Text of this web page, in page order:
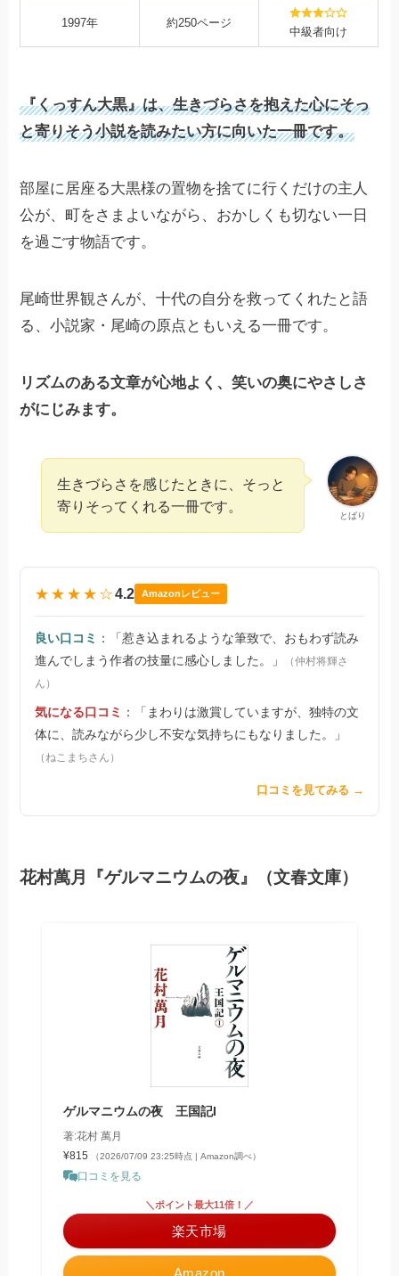
1997年 約250ページ
中級者向け
『くっすん大黒』は、生きづらさを抱えた心にそっ
と寄りそう小説を読みたい方に向いた一冊です。
部屋に居座る大黒様の置物を捨てに行くだけの主人
公が、町をさまよいながら、おかしくも切ない一日
を過ごす物語です。
尾崎世界観さんが、十代の自分を救ってくれたと語
る、小説家・尾崎の原点ともいえる一冊です。
リズムのある文章が心地よく、笑いの奥にやさしさ
がにじみます。
とばり
生きづらさを感じたときに、そっと
寄りそってくれる一冊です。
★★★★☆4.2 Amazonレビュー
良い口コミ
：「惹き込まれるような筆致で、おもわず読み
進んでしまう作者の技量に感心しました。」
（仲村将輝さ
ん）
気になる口コミ
：「まわりは激賞していますが、独特の文
体に、読みながら少し不安な気持ちにもなりました。」
（ねこまちさん）
口コミを見てみる →
花村萬月『ゲルマニウムの夜』（文春文庫）
ゲルマニウムの夜 王国記I
著:花村 萬月
¥815
（2026/07/09 23:25時点 | Amazon調べ）
口コミを見る
Amazon
＼ポイント最大11倍！／
楽天市場